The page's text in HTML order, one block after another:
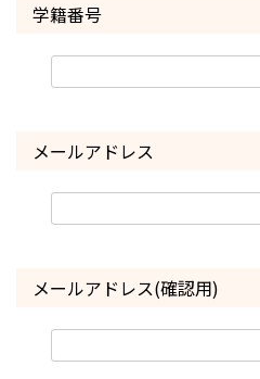
ユーザーID：
パスワード：
※半角英数字で入力してください。
学籍番号
メールアドレス
メールアドレス(確認用)